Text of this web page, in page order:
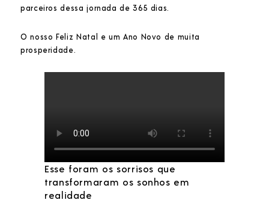
parceiros dessa jornada de 365 dias.
O nosso Feliz Natal e um Ano Novo de muita
prosperidade.
Esse foram os sorrisos que
transformaram os sonhos em
realidade